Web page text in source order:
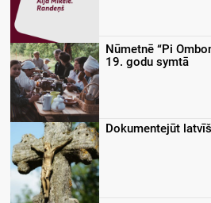
Nūmetnē “Pi
19. godu symtā
Dokumentejūt